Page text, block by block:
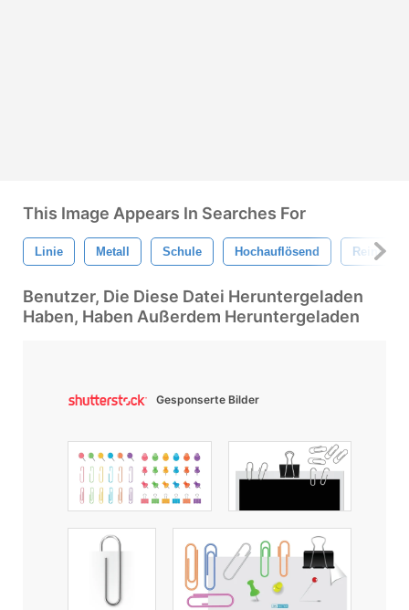
This Image Appears In Searches For
Linie Metall Schule Hochauflösend Reinigen
Benutzer, Die Diese Datei Heruntergeladen
Haben, Haben Außerdem Heruntergeladen
Gesponserte Bilder